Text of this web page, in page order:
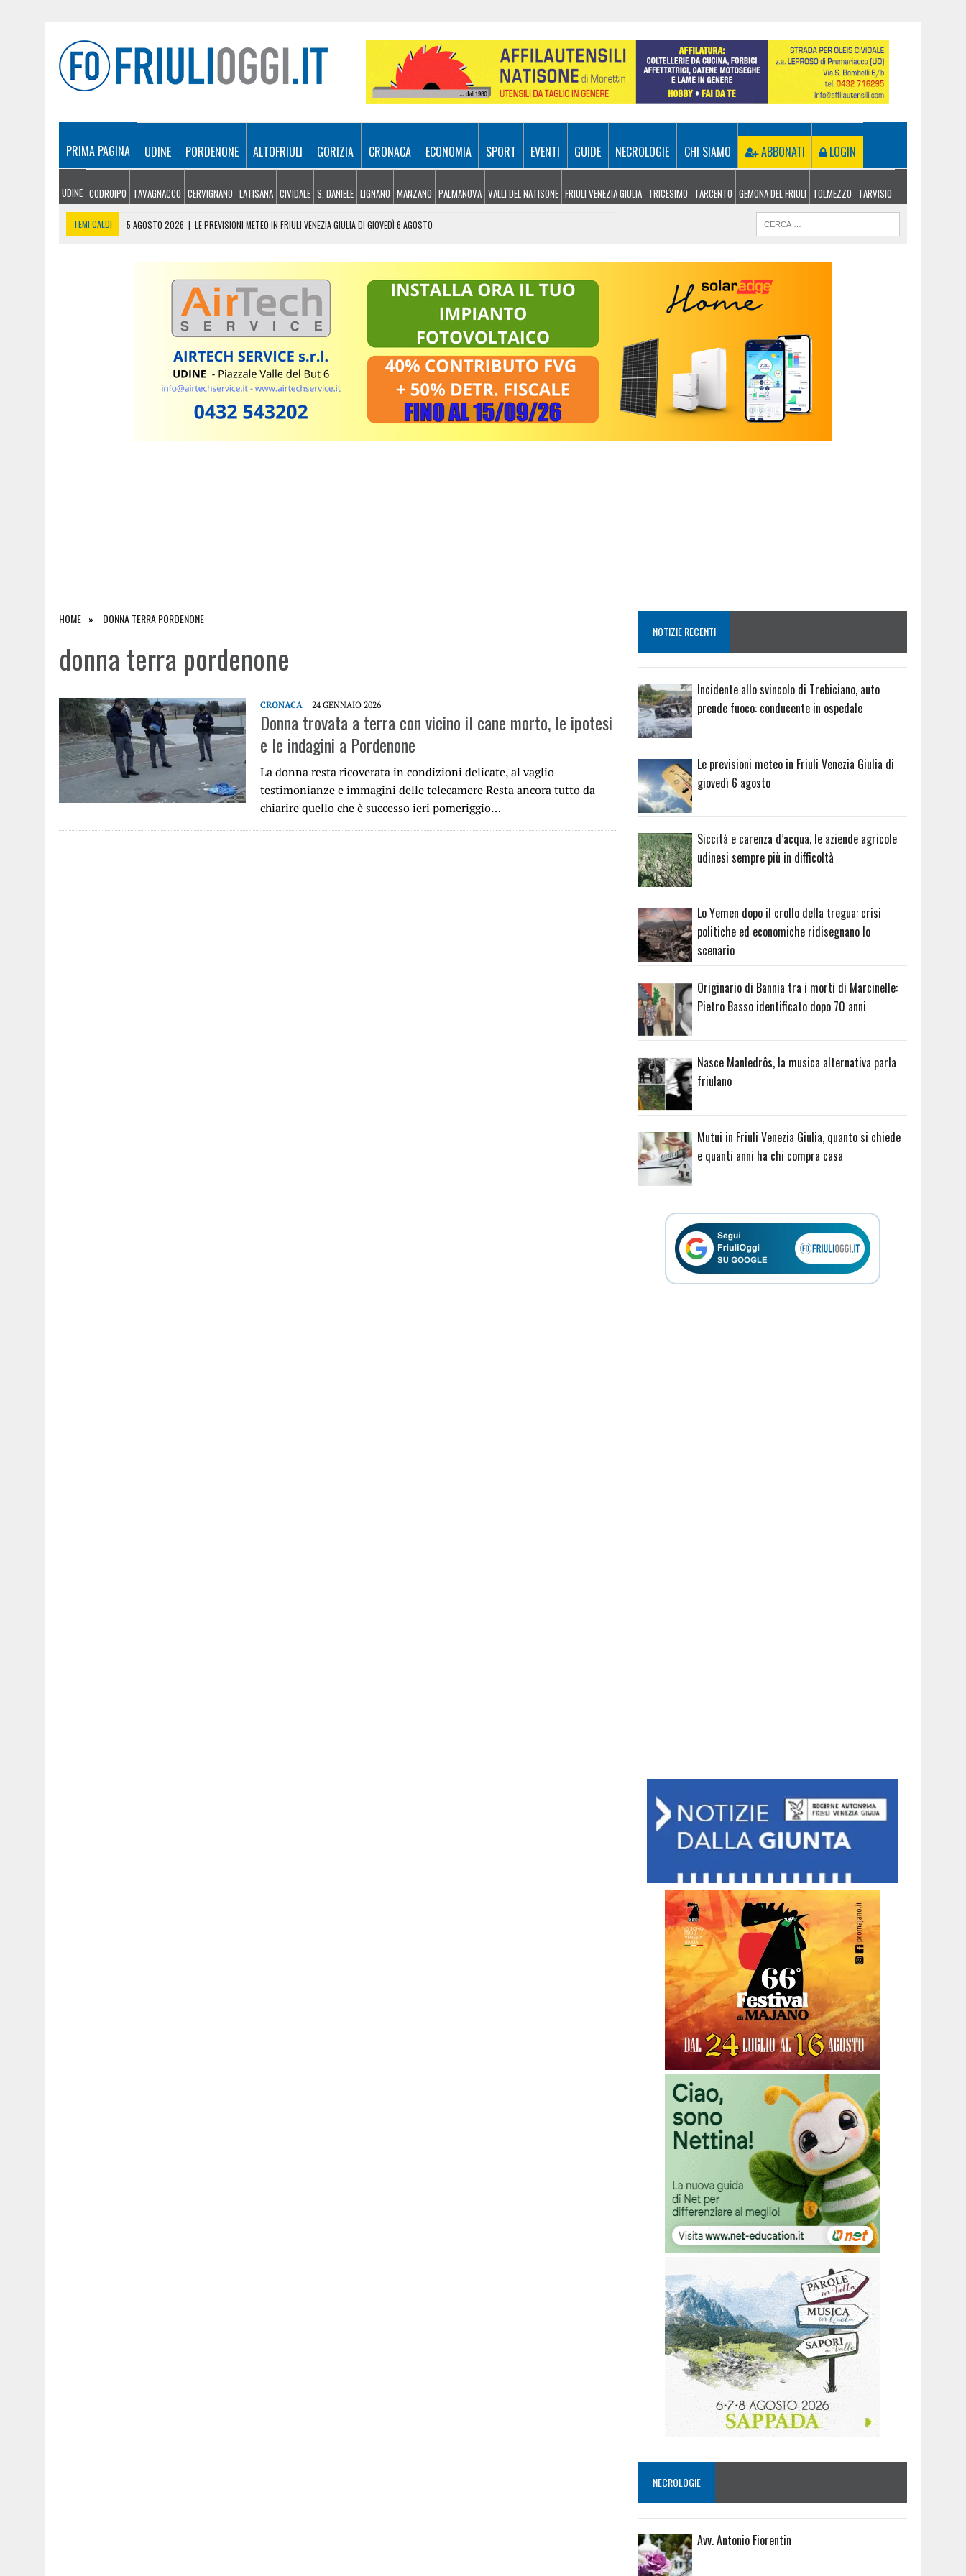
PRIMA PAGINA UDINE PORDENONE ALTOFRIULI GORIZIA CRONACA ECONOMIA SPORT EVENTI GUIDE NECROLOGIE CHI SIAMO ABBONATI LOGIN
UDINE CODROIPO TAVAGNACCO CERVIGNANO LATISANA CIVIDALE S. DANIELE LIGNANO MANZANO PALMANOVA VALLI DEL NATISONE FRIULI VENEZIA GIULIA TRICESIMO TARCENTO GEMONA DEL FRIULI TOLMEZZO TARVISIO
TEMI CALDI 5 AGOSTO 2026 | LE PREVISIONI METEO IN FRIULI VENEZIA GIULIA DI GIOVEDÌ 6 AGOSTO
ORIGINARIO DI BANNIA TRA I MORTI DI MARCINELLE: PIETRO BASSO IDENTIFICATO DOPO 70 ANNI
INCIDENTE ALLO SVINCOLO DI TREBICIANO, AUTO PRENDE FUOCO: CONDUCENTE IN OSPEDALE
HOME DONNA TERRA PORDENONE
donna terra pordenone
CRONACA 24 GENNAIO 2026
Donna trovata a terra con vicino il cane morto, le ipotesi
e le indagini a Pordenone
La donna resta ricoverata in condizioni delicate, al vaglio
testimonianze e immagini delle telecamere Resta ancora tutto da
chiarire quello che è successo ieri pomeriggio…
NOTIZIE RECENTI
Incidente allo svincolo di Trebiciano, auto
prende fuoco: conducente in ospedale
Le previsioni meteo in Friuli Venezia Giulia di
giovedì 6 agosto
Siccità e carenza d’acqua, le aziende agricole
udinesi sempre più in difficoltà
Lo Yemen dopo il crollo della tregua: crisi
politiche ed economiche ridisegnano lo
scenario
Originario di Bannia tra i morti di Marcinelle:
Pietro Basso identificato dopo 70 anni
Nasce Manledrôs, la musica alternativa parla
friulano
Mutui in Friuli Venezia Giulia, quanto si chiede
e quanti anni ha chi compra casa
NECROLOGIE
Avv. Antonio Fiorentin